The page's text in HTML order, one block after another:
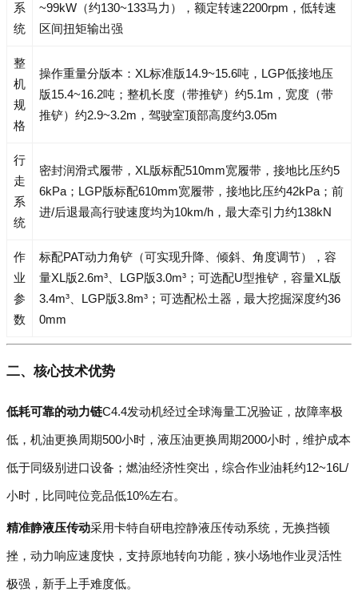
系
统
~99kW（约130~133马力），额定转速2200rpm，低转速
区间扭矩输出强
整
机
规
格
操作重量分版本：XL标准版14.9~15.6吨，LGP低接地压
版15.4~16.2吨；整机长度（带推铲）约5.1m，宽度（带
推铲）约2.9~3.2m，驾驶室顶部高度约3.05m
行
走
系
统
密封润滑式履带，XL版标配510mm宽履带，接地比压约5
6kPa；LGP版标配610mm宽履带，接地比压约42kPa；前
进/后退最高行驶速度均为10km/h，最大牵引力约138kN
作
业
参
数
标配PAT动力角铲（可实现升降、倾斜、角度调节），容
量XL版2.6m³、LGP版3.0m³；可选配U型推铲，容量XL版
3.4m³、LGP版3.8m³；可选配松土器，最大挖掘深度约36
0mm
二、核心技术优势
低耗可靠的动力链C4.4发动机经过全球海量工况验证，故障率极
低，机油更换周期500小时，液压油更换周期2000小时，维护成本
低于同级别进口设备；燃油经济性突出，综合作业油耗约12~16L/
小时，比同吨位竞品低10%左右。
精准静液压传动采用卡特自研电控静液压传动系统，无换挡顿
挫，动力响应速度快，支持原地转向功能，狭小场地作业灵活性
极强，新手上手难度低。